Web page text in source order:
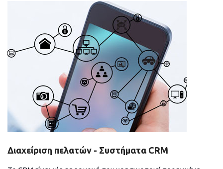
Διαχείριση πελατών - Συστήματα CRM